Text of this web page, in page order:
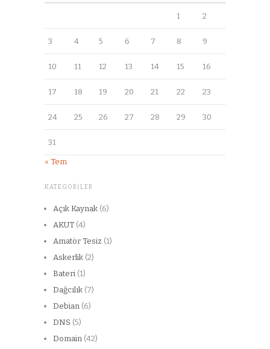
1 2
3 4 5 6 7 8 9
10 11 12 13 14 15 16
17 18 19 20 21 22 23
24 25 26 27 28 29 30
31
« Tem
KATEGORILER
Açık Kaynak (6)
AKUT (4)
Amatör Tesiz (1)
Askerlik (2)
Bateri (1)
Dağcılık (7)
Debian (6)
DNS (5)
Domain (42)